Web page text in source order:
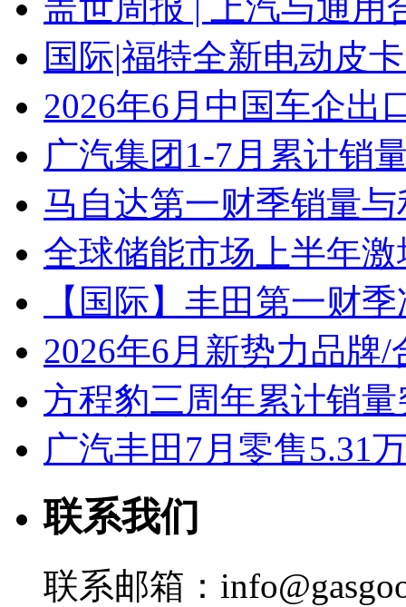
国际|福特全新电动皮
2026年6月中国车企出
广汽集团1-7月累计销
马自达第一财季销量
全球储能市场上半年激
【国际】丰田第一财
2026年6月新势力品牌
方程豹三周年累计销
广汽丰田7月零售5.31
联系我们
联系邮箱：